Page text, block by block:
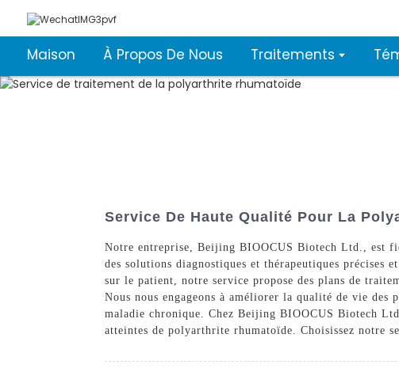
Maison À Propos De Nous Traitements
Service De Haute Qualité Pour La
Notre entreprise, Beijing BIOOCUS Biotech Ltd., est
des solutions diagnostiques et thérapeutiques précises
sur le patient, notre service propose des plans de
Nous nous engageons à améliorer la qualité de vie
maladie chronique. Chez Beijing BIOOCUS Biotech
atteintes de polyarthrite rhumatoïde. Choisissez notre